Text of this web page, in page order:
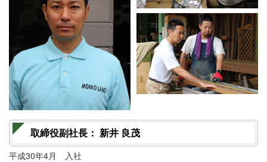
取締役副社長： 新井 良茂
平成30年4月 入社